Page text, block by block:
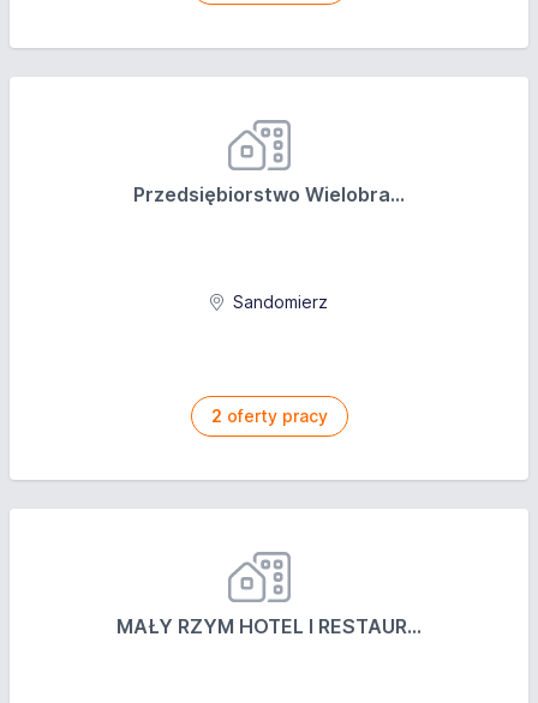
Przedsiębiorstwo Wielobra...
Sandomierz
2 oferty pracy
MAŁY RZYM HOTEL I RESTAUR...